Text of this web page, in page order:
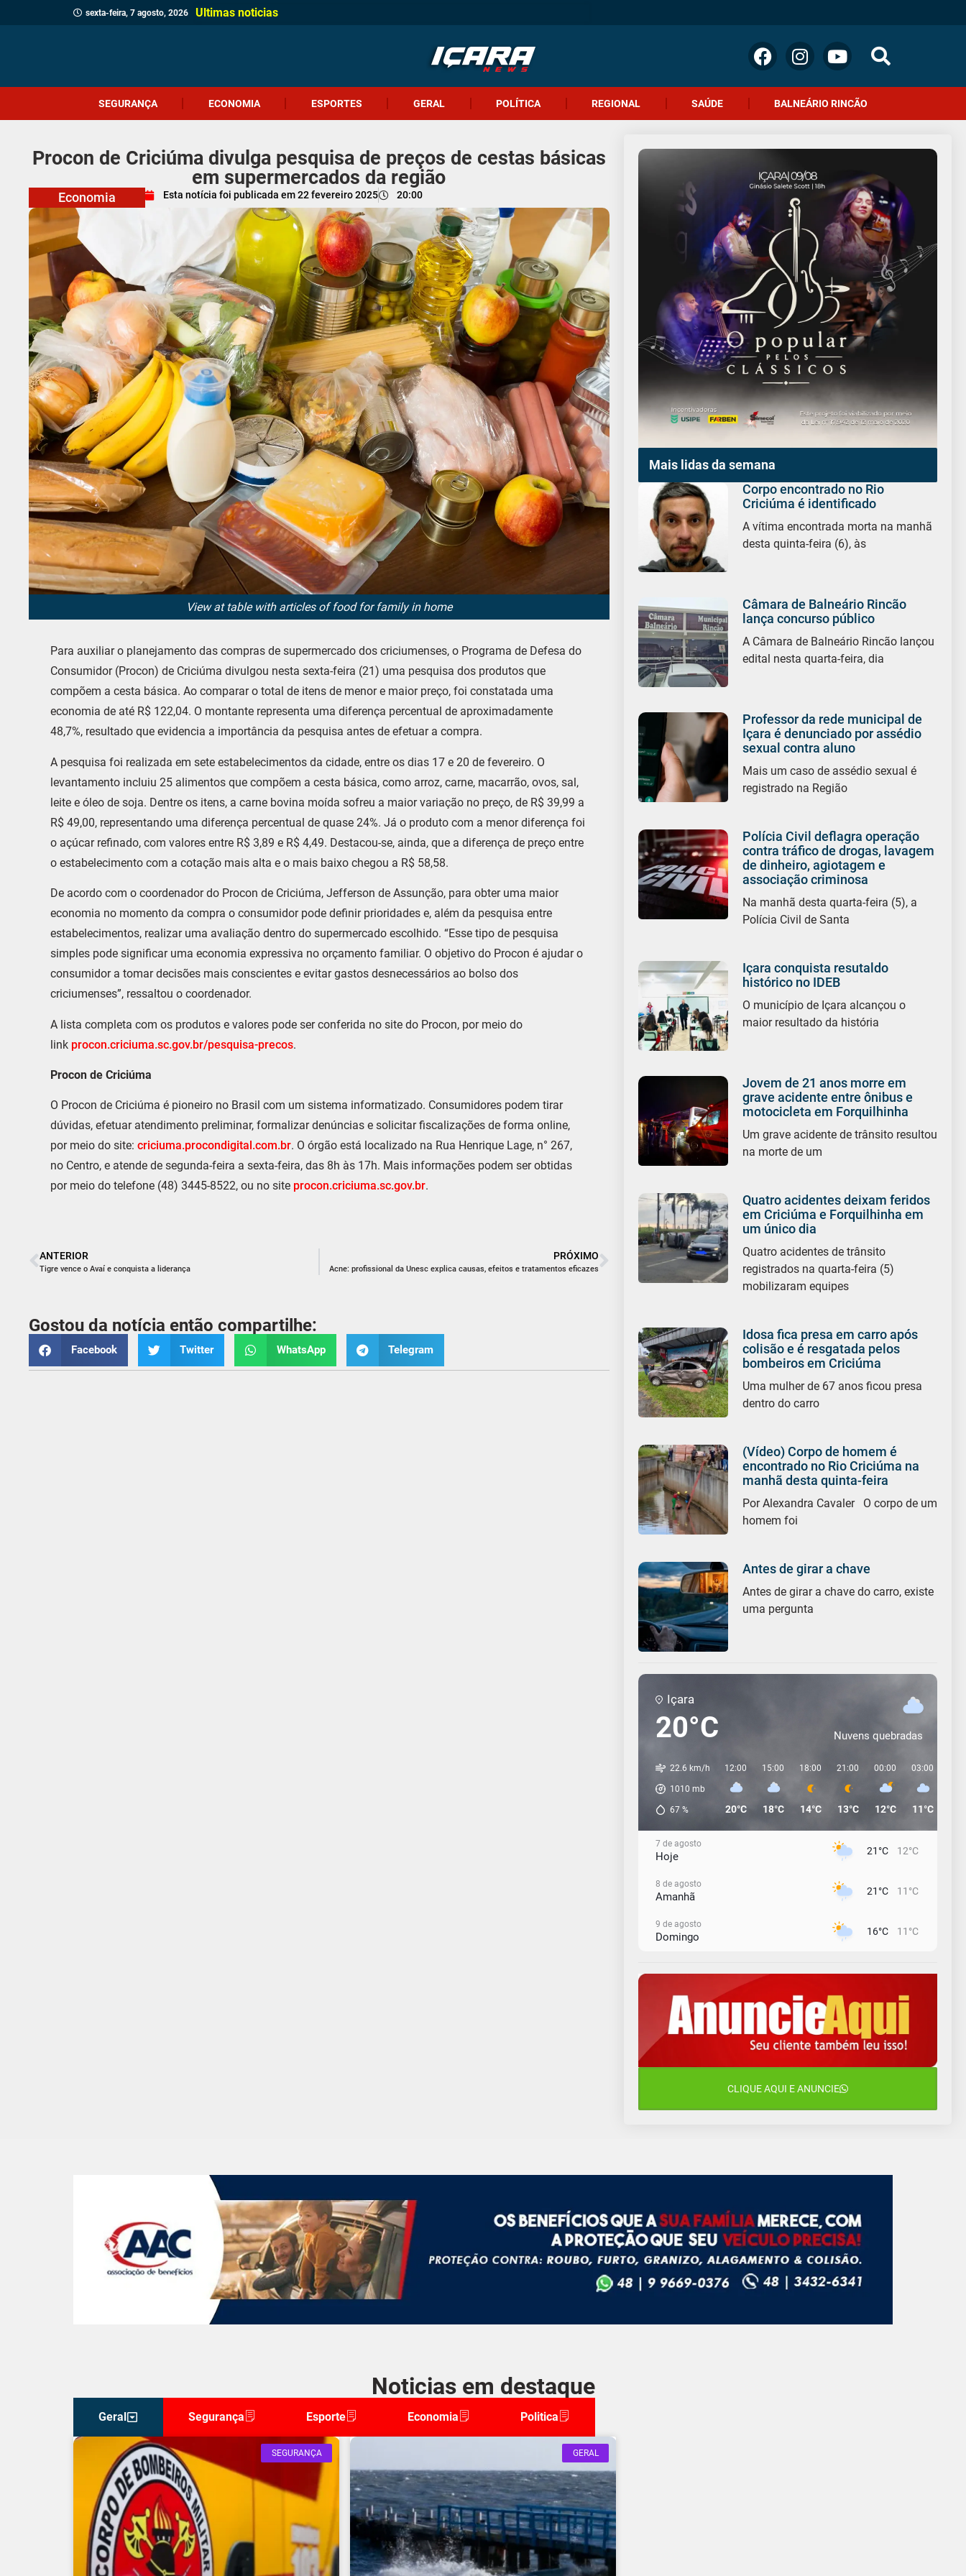
sexta-feira, 7 agosto, 2026 Ultimas noticias
SEGURANÇA ECONOMIA ESPORTES GERAL POLÍTICA REGIONAL SAÚDE BALNEÁRIO RINCÃO
Procon de Criciúma divulga pesquisa de preços de cestas básicas
em supermercados da região
Economia Esta notícia foi publicada em 22 fevereiro 2025 20:00
View at table with articles of food for family in home
Para auxiliar o planejamento das compras de supermercado dos criciumenses, o Programa de Defesa do
Consumidor (Procon) de Criciúma divulgou nesta sexta-feira (21) uma pesquisa dos produtos que
compõem a cesta básica. Ao comparar o total de itens de menor e maior preço, foi constatada uma
economia de até R$ 122,04. O montante representa uma diferença percentual de aproximadamente
48,7%, resultado que evidencia a importância da pesquisa antes de efetuar a compra.
A pesquisa foi realizada em sete estabelecimentos da cidade, entre os dias 17 e 20 de fevereiro. O
levantamento incluiu 25 alimentos que compõem a cesta básica, como arroz, carne, macarrão, ovos, sal,
leite e óleo de soja. Dentre os itens, a carne bovina moída sofreu a maior variação no preço, de R$ 39,99 a
R$ 49,00, representando uma diferença percentual de quase 24%. Já o produto com a menor diferença foi
o açúcar refinado, com valores entre R$ 3,89 e R$ 4,49. Destacou-se, ainda, que a diferença de preço entre
o estabelecimento com a cotação mais alta e o mais baixo chegou a R$ 58,58.
De acordo com o coordenador do Procon de Criciúma, Jefferson de Assunção, para obter uma maior
economia no momento da compra o consumidor pode definir prioridades e, além da pesquisa entre
estabelecimentos, realizar uma avaliação dentro do supermercado escolhido. “Esse tipo de pesquisa
simples pode significar uma economia expressiva no orçamento familiar. O objetivo do Procon é ajudar o
consumidor a tomar decisões mais conscientes e evitar gastos desnecessários ao bolso dos
criciumenses”, ressaltou o coordenador.
A lista completa com os produtos e valores pode ser conferida no site do Procon, por meio do
link procon.criciuma.sc.gov.br/pesquisa-precos.
Procon de Criciúma
O Procon de Criciúma é pioneiro no Brasil com um sistema informatizado. Consumidores podem tirar
dúvidas, efetuar atendimento preliminar, formalizar denúncias e solicitar fiscalizações de forma online,
por meio do site: criciuma.procondigital.com.br. O órgão está localizado na Rua Henrique Lage, n° 267,
no Centro, e atende de segunda-feira a sexta-feira, das 8h às 17h. Mais informações podem ser obtidas
por meio do telefone (48) 3445-8522, ou no site procon.criciuma.sc.gov.br.
ANTERIOR
Tigre vence o Avaí e conquista a liderança
PRÓXIMO
Acne: profissional da Unesc explica causas, efeitos e tratamentos eficazes
Gostou da notícia então compartilhe:
Facebook Twitter WhatsApp Telegram
Mais lidas da semana
Corpo encontrado no Rio
Criciúma é identificado
A vítima encontrada morta na manhã
desta quinta-feira (6), às
Câmara de Balneário Rincão
lança concurso público
A Câmara de Balneário Rincão lançou
edital nesta quarta-feira, dia
Professor da rede municipal de
Içara é denunciado por assédio
sexual contra aluno
Mais um caso de assédio sexual é
registrado na Região
Polícia Civil deflagra operação
contra tráfico de drogas, lavagem
de dinheiro, agiotagem e
associação criminosa
Na manhã desta quarta-feira (5), a
Polícia Civil de Santa
Içara conquista resutaldo
histórico no IDEB
O município de Içara alcançou o
maior resultado da história
Jovem de 21 anos morre em
grave acidente entre ônibus e
motocicleta em Forquilhinha
Um grave acidente de trânsito resultou
na morte de um
Quatro acidentes deixam feridos
em Criciúma e Forquilhinha em
um único dia
Quatro acidentes de trânsito
registrados na quarta-feira (5)
mobilizaram equipes
Idosa fica presa em carro após
colisão e é resgatada pelos
bombeiros em Criciúma
Uma mulher de 67 anos ficou presa
dentro do carro
(Vídeo) Corpo de homem é
encontrado no Rio Criciúma na
manhã desta quinta-feira
Por Alexandra Cavaler O corpo de um
homem foi
Antes de girar a chave
Antes de girar a chave do carro, existe
uma pergunta
Içara
20°C Nuvens quebradas
22.6 km/h
1010 mb
67%
12:00
20°C
15:00
18°C
18:00
14°C
21:00
13°C
00:00
12°C
03:00
11°C
7 de agosto
Hoje 21°C 12°C
8 de agosto
Amanhã 21°C 11°C
9 de agosto
Domingo 16°C 11°C
Segunda-Feira 15°C 11°C
11 de agosto
Terça-Feira
12 de agosto
14°C 11°C
CLIQUE AQUI E ANUNCIE
Noticias em destaque
Geral Segurança Esporte Economia Politica
SEGURANÇA GERAL